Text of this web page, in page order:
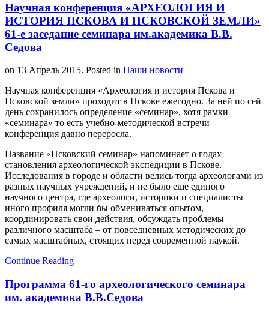
Научная конференция «АРХЕОЛОГИЯ И
ИСТОРИЯ ПСКОВА И ПСКОВСКОЙ ЗЕМЛИ»
61-е заседание семинара им.академика В.В.
Седова
on 13 Апрель 2015. Posted in Наши новости
Научная конференция «Археология и история Пскова и
Псковской земли» проходит в Пскове ежегодно. За ней по сей
день сохранилось определение «семинар», хотя рамки
«семинара» то есть учебно-методической встречи
конференция давно переросла.
Название «Псковский семинар» напоминает о годах
становления археологической экспедиции в Пскове.
Исследования в городе и области велись тогда археологами из
разных научных учреждений, и не было еще единого
научного центра, где археологи, историки и специалисты
иного профиля могли бы обмениваться опытом,
координировать свои действия, обсуждать проблемы
различного масштаба – от повседневных методических до
самых масштабных, стоящих перед современной наукой.
Continue Reading
Программа 61-го археологического семинара
им. академика В.В.Седова